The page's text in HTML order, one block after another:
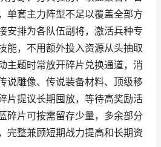
单套主力阵型不足以覆盖全部方
安排为各队伍副将，激活兵种专
能，不用额外投入资源从头抽取
主题时常放开碎片兑换通道，消
说雕像、传说装备材料、顶级移
片提议长期囤放，等待高奖励活
碎片可按需留存少量，多余部分
完整兼顾短期战力提高和长期资